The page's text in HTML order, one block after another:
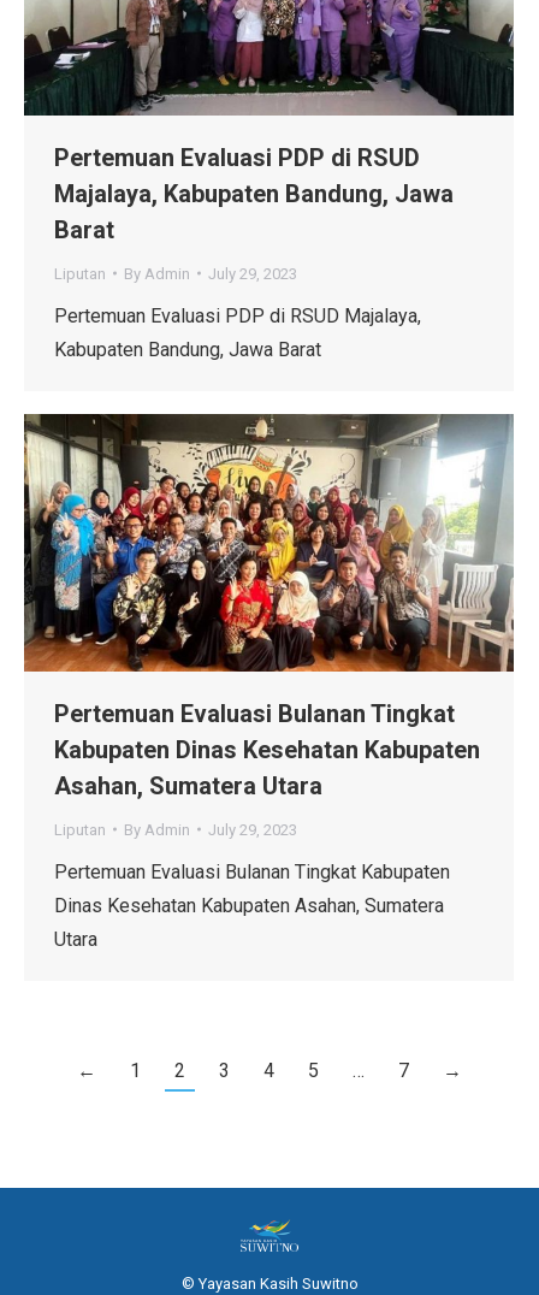
Pertemuan Evaluasi PDP di RSUD
Majalaya, Kabupaten Bandung, Jawa
Barat
Liputan By Admin July 29, 2023
Pertemuan Evaluasi PDP di RSUD Majalaya,
Kabupaten Bandung, Jawa Barat
Pertemuan Evaluasi Bulanan Tingkat
Kabupaten Dinas Kesehatan Kabupaten
Asahan, Sumatera Utara
Liputan By Admin July 29, 2023
Pertemuan Evaluasi Bulanan Tingkat Kabupaten
Dinas Kesehatan Kabupaten Asahan, Sumatera
Utara
← 1 2 3 4 5 … 7 →
© Yayasan Kasih Suwitno